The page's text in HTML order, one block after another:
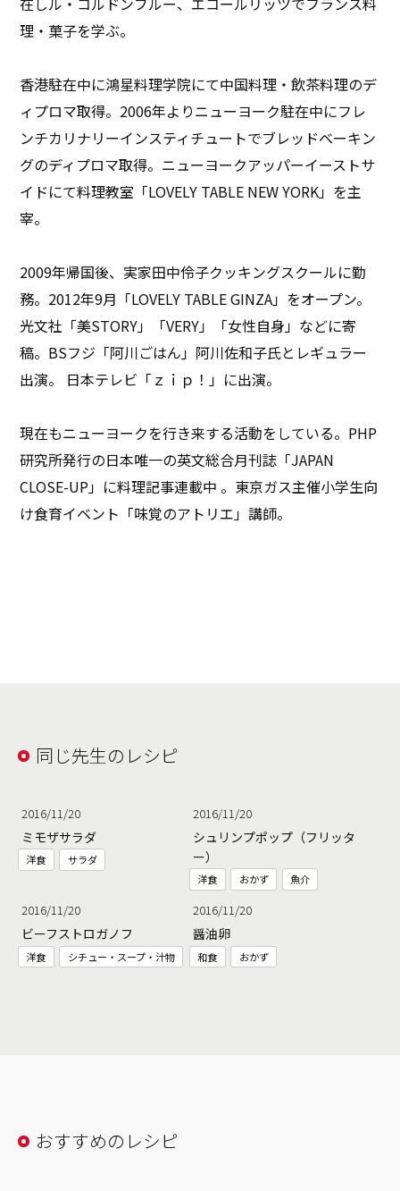
理・菓子を学ぶ。
香港駐在中に鴻星料理学院にて中国料理・飲茶料理のデ
ィプロマ取得。2006年よりニューヨーク駐在中にフレ
ンチカリナリーインスティチュートでブレッドベーキン
グのディプロマ取得。ニューヨークアッパーイーストサ
イドにて料理教室「LOVELY TABLE NEW YORK」を主
宰。
2009年帰国後、実家田中伶子クッキングスクールに勤
務。2012年9月「LOVELY TABLE GINZA」をオープン。
光文社「美STORY」「VERY」「女性自身」などに寄
稿。BSフジ「阿川ごはん」阿川佐和子氏とレギュラー
出演。 日本テレビ「ｚｉｐ！」に出演。
現在もニューヨークを行き来する活動をしている。PHP
研究所発行の日本唯一の英文総合月刊誌「JAPAN
CLOSE-UP」に料理記事連載中 。東京ガス主催小学生向
け食育イベント「味覚のアトリエ」講師。
同じ先生のレシピ
2016/11/20
ミモザサラダ
洋食 サラダ
2016/11/20
シュリンプポップ（フリッタ
ー）
洋食 おかず 魚介
2016/11/20
ビーフストロガノフ
洋食 シチュー・スープ・汁物
2016/11/20
醤油卵
和食 おかず
おすすめのレシピ